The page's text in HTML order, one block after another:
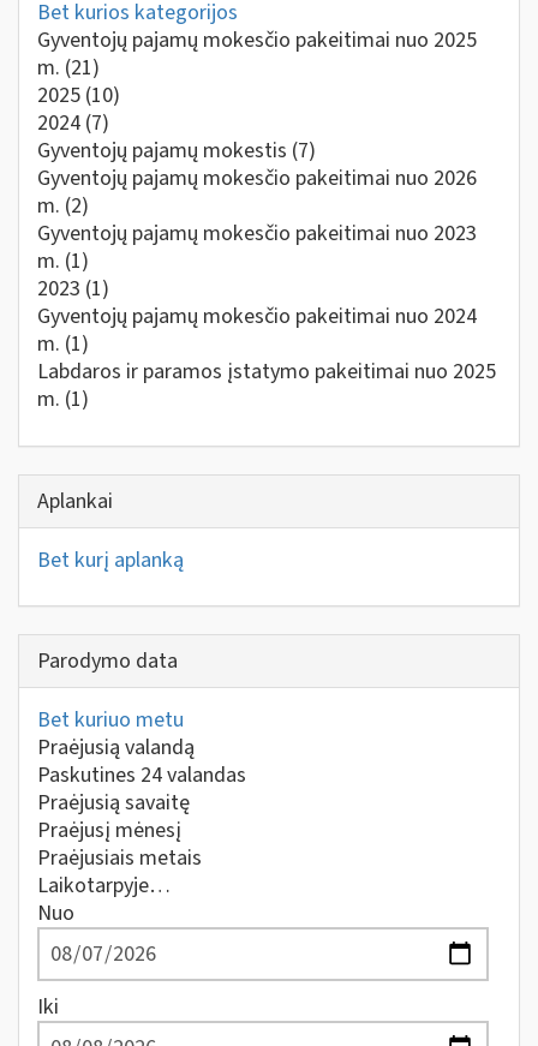
Bet kurios kategorijos
Gyventojų pajamų mokesčio pakeitimai nuo 2025
m. (21)
2025 (10)
2024 (7)
Gyventojų pajamų mokestis (7)
Gyventojų pajamų mokesčio pakeitimai nuo 2026
m. (2)
Gyventojų pajamų mokesčio pakeitimai nuo 2023
m. (1)
2023 (1)
Gyventojų pajamų mokesčio pakeitimai nuo 2024
m. (1)
Labdaros ir paramos įstatymo pakeitimai nuo 2025
m. (1)
Aplankai
Bet kurį aplanką
Parodymo data
Bet kuriuo metu
Praėjusią valandą
Paskutines 24 valandas
Praėjusią savaitę
Praėjusį mėnesį
Praėjusiais metais
Laikotarpyje…
Nuo
Iki